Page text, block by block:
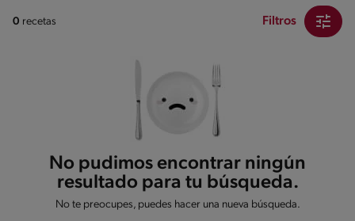
0 recetas Filtros
No pudimos encontrar ningún
resultado para tu búsqueda.
No te preocupes, puedes hacer una nueva búsqueda.